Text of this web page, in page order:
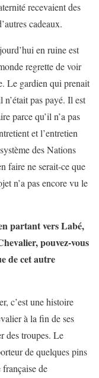
recevaient des
cadeaux.
en ruine est
regrette de voir
Le gardien qui prenait
n’était pas payé. Il est
parce qu’il n’a pas
et l’entretien
des Nations
faire ne serait-ce que
n’a pas encore vu le
partant vers Labé,
pouvez-vous
de cet autre
c’est une histoire
à la fin de ses
des troupes. Le
de quelques pins
de